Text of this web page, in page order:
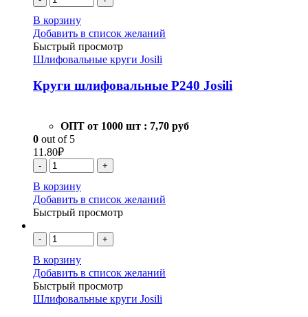
В корзину
Добавить в список желаний
Быстрый просмотр
Шлифовальные круги Josili
Круги шлифовальные Р240 Josili
ОПТ от 1000 шт : 7,70 руб
0 out of 5
11.80₽
- +
В корзину
Добавить в список желаний
Быстрый просмотр
- +
В корзину
Добавить в список желаний
Быстрый просмотр
Шлифовальные круги Josili